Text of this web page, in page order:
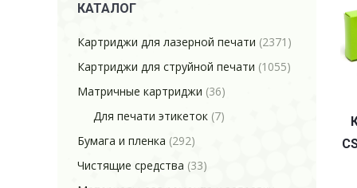
КАТАЛОГ
Картриджи для лазерной печати (2371)
Картриджи для струйной печати (1055)
Матричные картриджи (36)
Для печати этикеток (7)
Бумага и пленка (292)
Чистящие средства (33)